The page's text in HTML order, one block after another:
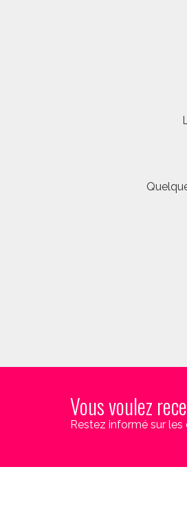
Vous voulez
Restez informé sur les